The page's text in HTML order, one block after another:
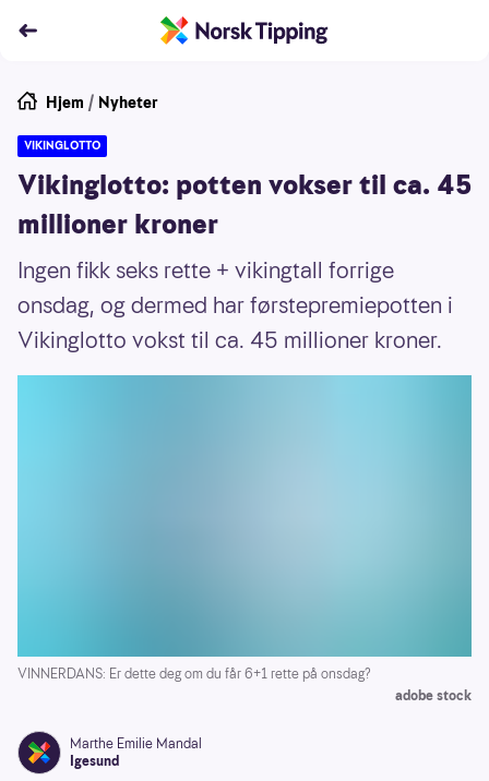
Hjem / Nyheter
VIKINGLOTTO
Vikinglotto: potten vokser til ca. 45
millioner kroner
Ingen fikk seks rette + vikingtall forrige
onsdag, og dermed har førstepremiepotten i
Vikinglotto vokst til ca. 45 millioner kroner.
VINNERDANS: Er dette deg om du får 6+1 rette på onsdag?
adobe stock
Marthe Emilie Mandal
Igesund